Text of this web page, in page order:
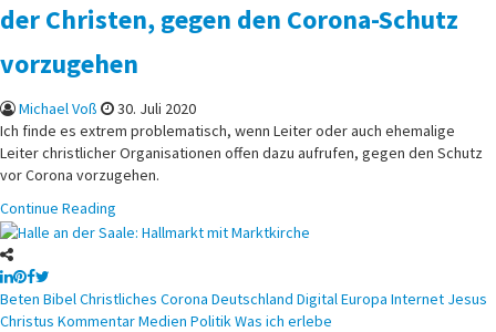
der Christen, gegen den Corona-Schutz
vorzugehen
Michael Voß
30. Juli 2020
Ich finde es extrem problematisch, wenn Leiter oder auch ehemalige
Leiter christlicher Organisationen offen dazu aufrufen, gegen den Schutz
vor Corona vorzugehen.
Continue Reading
Posted
in
Beten Bibel Christliches Corona Deutschland Digital Europa Internet Jesus
Christus KommentarMedien Politik Was ich erlebe